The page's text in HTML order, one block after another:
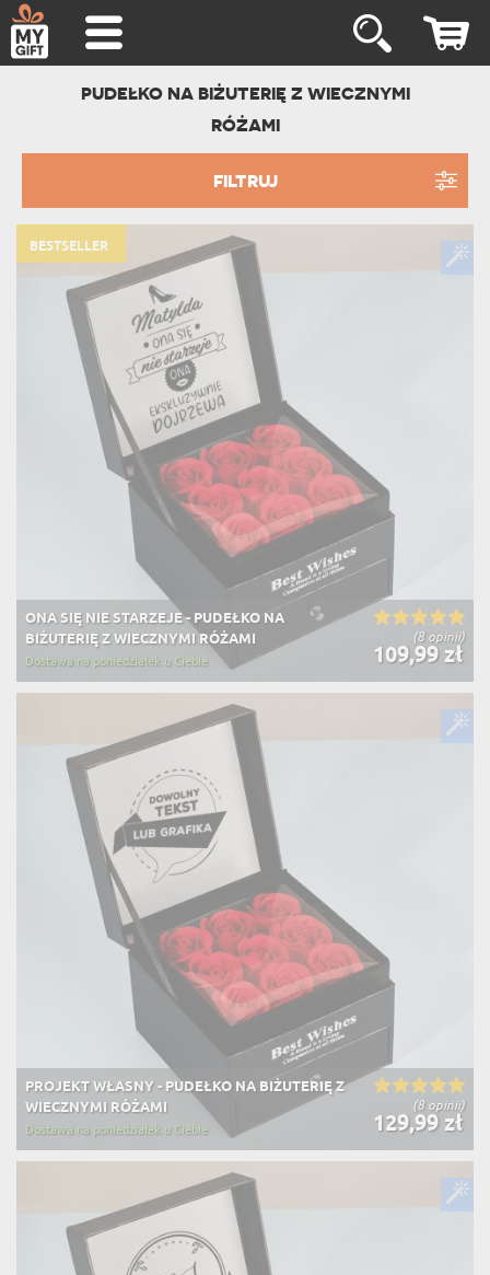
PUDEŁKO NA BIŻUTERIĘ Z WIECZNYMI
RÓŻAMI
FILTRUJ
(8 opinii)
ONA SIĘ NIE STARZEJE - PUDEŁKO NA
BIŻUTERIĘ Z WIECZNYMI RÓŻAMI
109,99 zł
Dostawa na poniedziałek u Ciebie
BESTSELLER
(8 opinii)
PROJEKT WŁASNY - PUDEŁKO NA BIŻUTERIĘ Z
WIECZNYMI RÓŻAMI
129,99 zł
Dostawa na poniedziałek u Ciebie